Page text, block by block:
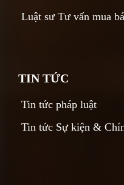
Luật sư Tư vấn mua
TIN TỨC
Tin tức pháp luật
Tin tức Sự kiện &